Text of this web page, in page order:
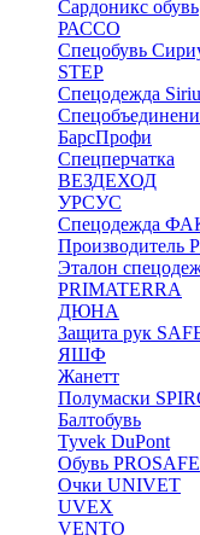
Сардоникс обувь
РАССО
Спецобувь
STEP
Спецодежда
БарсПрофи
Спецперчатка
ВЕЗДЕХОД
УРСУС
Спецодежда
Производитель
Эталон
PRIMATERRA
ДЮНА
Защита рук
ЯШФ
Жанетт
Полумаски
Балтобувь
Tyvek DuPont
Обувь PROSAFE
Очки UNIVET
UVEX
VENTO